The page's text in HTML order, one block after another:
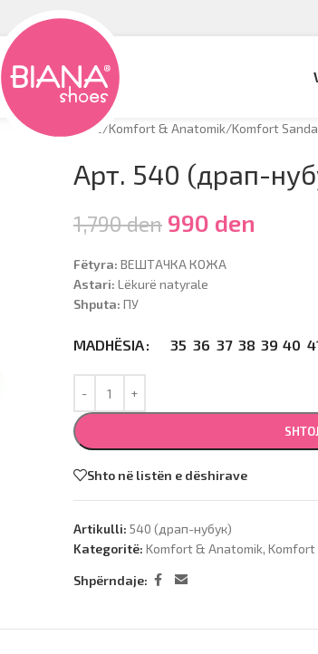
Hyrje /Komfort & Anatomik/Komfort
Арт. 540 (драп-
1,790den 990 den
Fëtyra: ВЕШТАЧКА КОЖА
Astari: Lëkurë natyrale
Shputa: ПУ
MADHËSIA 35 36 37 38 39 40
Shto në listën e dëshirave
Artikulli: 540 (драп-нубук)
Kategoritë: Komfort & Anatomik, Komfort
Shpërndaje: